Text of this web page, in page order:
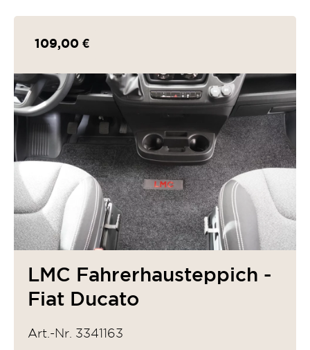
109,00 €
LMC Fahrerhausteppich -
Fiat Ducato
Art.-Nr. 3341163